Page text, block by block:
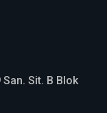
Sit. B Blok